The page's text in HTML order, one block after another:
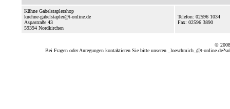
Kühne Gabelstaplershop
kuehne-gabelstapler@t-online.de
Aspastraße 43
59394 Nordkirchen
Telefon: 02596 1034
Fax: 02596 3890
© 2008
Bei Fragen oder Anregungen kontaktieren Sie bitte unseren
_loeschmich_@t-